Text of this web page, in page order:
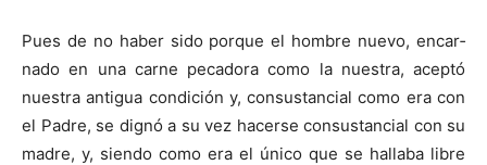
Pues de no haber sido porque el hombre nuevo, encar­
nado en una carne pecadora como la nuestra, aceptó
nuestra antigua condición y, consustancial como era con
el Padre, se dignó a su vez hacerse consustancial con su
madre, y, siendo como era el único que se hallaba libre